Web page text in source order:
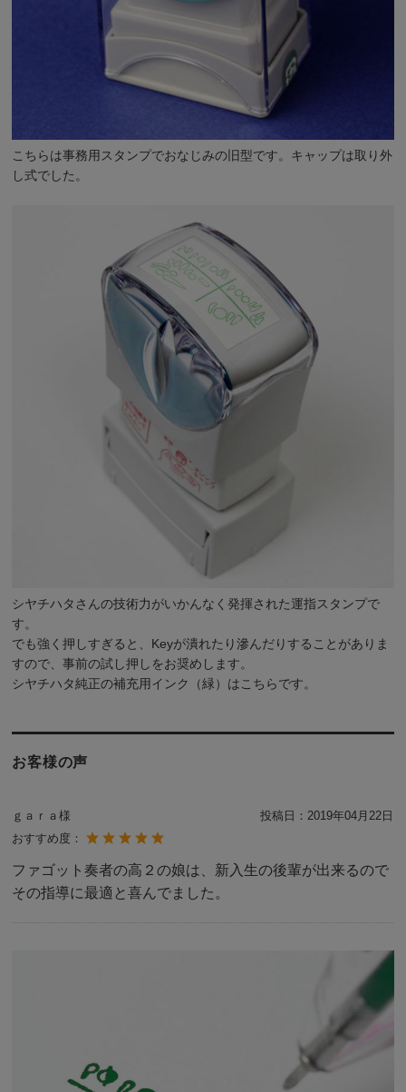
こちらは事務用スタンプでおなじみの旧型です。キャップは取り外
し式でした。
シヤチハタさんの技術力がいかんなく発揮された運指スタンプで
す。
でも強く押しすぎると、Keyが潰れたり滲んだりすることがありま
すので、事前の試し押しをお奨めします。
シヤチハタ純正の補充用インク（緑）はこちらです。
お客様の声
ｇａｒａ様 投稿日： 2019年04月22日
おすすめ度：
ファゴット奏者の高２の娘は、新入生の後輩が出来るので
その指導に最適と喜んでました。